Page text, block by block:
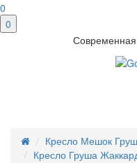
0
0
Кресло Мешок
Кресло Груша